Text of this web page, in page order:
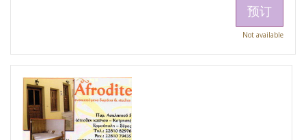
预订
Not available